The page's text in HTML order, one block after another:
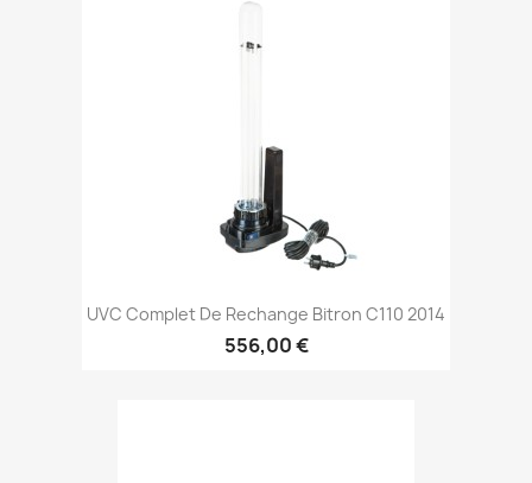
UVC Complet De Rechange Bitron C110 2014
556,00 €